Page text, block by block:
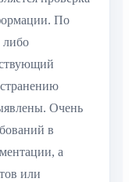
По
либо
Очень
в
а
или